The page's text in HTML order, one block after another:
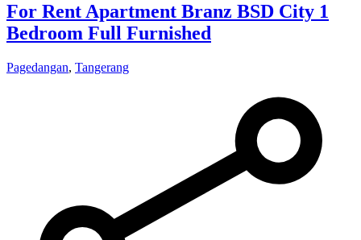
For Rent Apartment Branz BSD City 1
Bedroom Full Furnished
Pagedangan, Tangerang